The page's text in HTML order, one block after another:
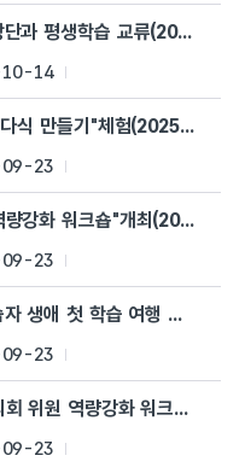
과 평생학습 교류
14
식 만들기"체험(2025.9.22.)
23
량강화 워크숍"개최
23
자 생애 첫 학습 여행 실시
23
회 위원 역량강화 워크숍"개최
23